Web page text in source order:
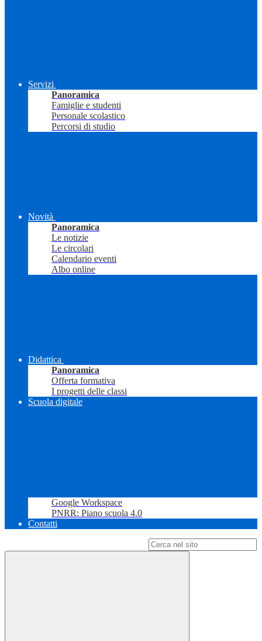
Servizi
Panoramica
Famiglie e studenti
Personale scolastico
Percorsi di studio
Novità
Panoramica
Le notizie
Le circolari
Calendario eventi
Albo online
Didattica
Panoramica
Offerta formativa
I progetti delle classi
Scuola digitale
Google Workspace
PNRR: Piano scuola 4.0
Contatti